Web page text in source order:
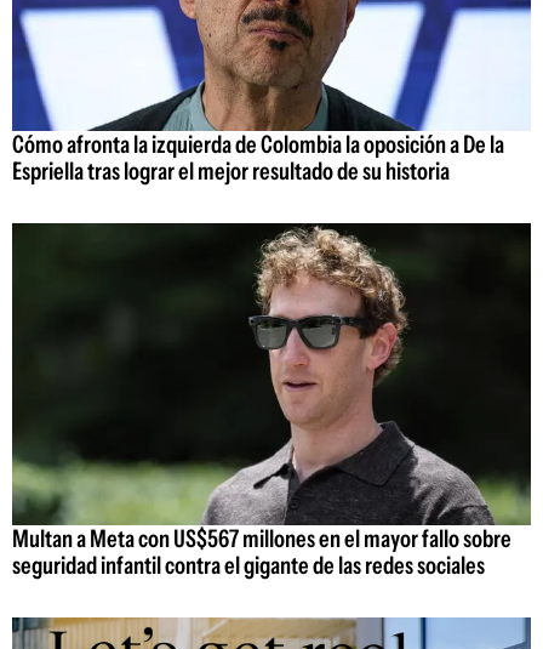
Cómo afronta la izquierda de Colombia la oposición a De la
Espriella tras lograr el mejor resultado de su historia
Multan a Meta con US$567 millones en el mayor fallo sobre
seguridad infantil contra el gigante de las redes sociales